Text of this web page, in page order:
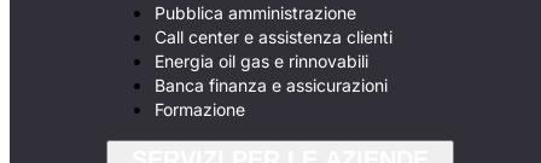
Pubblica amministrazione
Call center e assistenza clienti
Energia oil gas e rinnovabili
Banca finanza e assicurazioni
Formazione